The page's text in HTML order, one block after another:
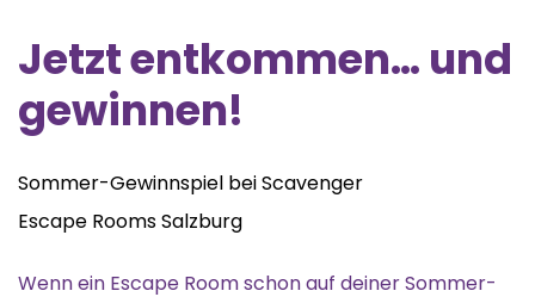
Jetzt entkommen… und
gewinnen!
Sommer-Gewinnspiel bei Scavenger
Escape Rooms Salzburg
Wenn ein Escape Room schon auf deiner Sommer-